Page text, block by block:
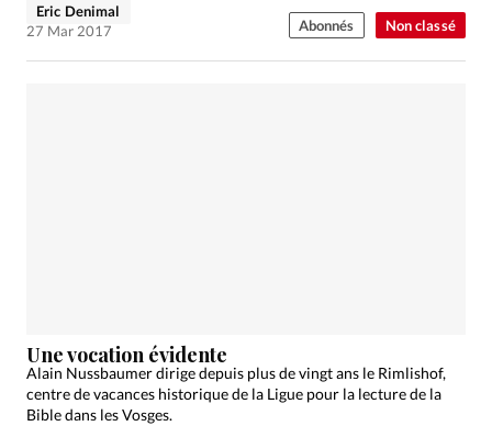
Non classé
Eric Denimal
27 Mar 2017
Abonnés
Une vocation évidente
Alain Nussbaumer dirige depuis plus de vingt ans le Rimlishof,
centre de vacances historique de la Ligue pour la lecture de la
Bible dans les Vosges.